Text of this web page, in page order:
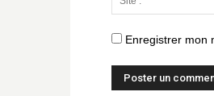
Enregistrer mon